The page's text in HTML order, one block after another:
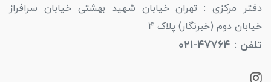
دفتر مرکزی : تهران خیابان شهید بهشتی خیابان سرافراز
خیابان دوم (خبرنگار) پلاک 4
تلفن : 47764-021